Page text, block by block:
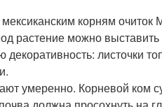
корням очиток
растение можно
декоративность: листочки
умеренно. Корневой ком